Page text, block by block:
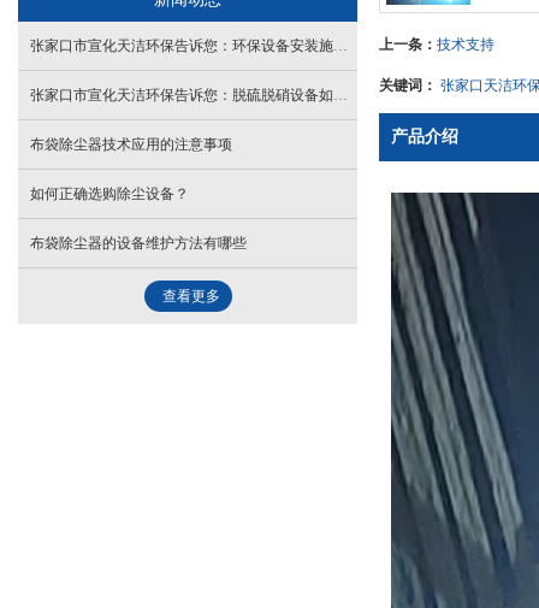
上一条： 技术支持
关键词： 张家口天洁环
产品介绍
张家口市宣化天洁环保告诉您：环保设备安装施工 —— 规范决定效果
张家口市宣化天洁环保告诉您：脱硫脱硝设备如何实现烟气深度净化
布袋除尘器技术应用的注意事项
如何正确选购除尘设备？
布袋除尘器的设备维护方法有哪些
查看更多